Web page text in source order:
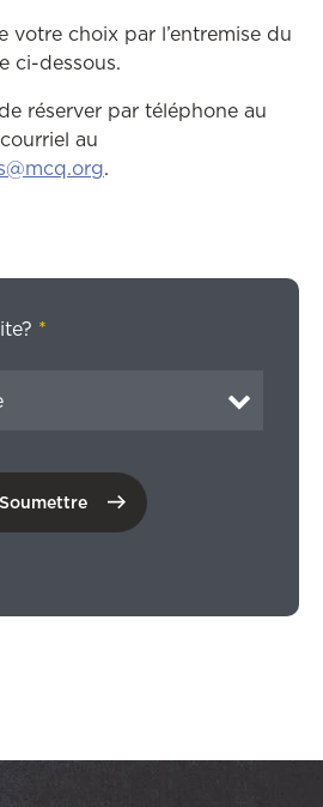
votre choix par l’entremise du
ci-dessous.
réserver par téléphone au
au
.
*